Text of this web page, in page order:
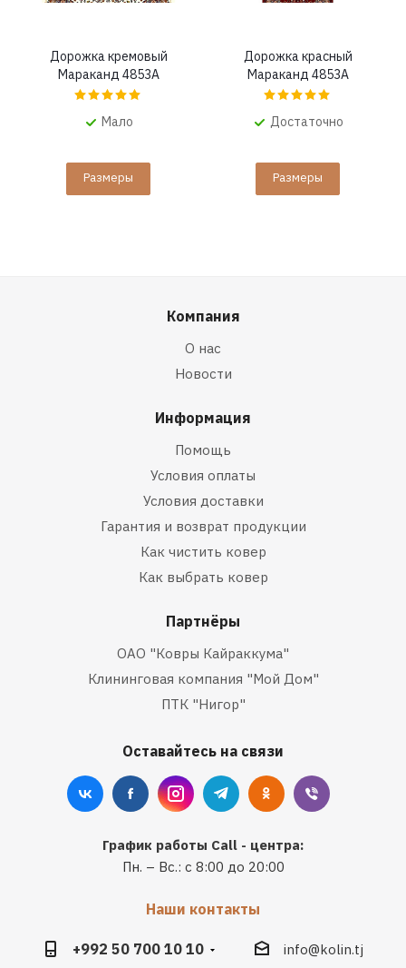
Дорожка кремовый
Мараканд 4853A
Мало
Размеры
Дорожка красный
Мараканд 4853A
Достаточно
Размеры
Компания
О нас
Новости
Информация
Помощь
Условия оплаты
Условия доставки
Гарантия и возврат продукции
Как чистить ковер
Как выбрать ковер
Партнёры
ОАО "Ковры Кайраккума"
Клининговая компания "Мой Дом"
ПТК "Нигор"
Оставайтесь на связи
График работы Call - центра:
Пн. – Вс.: с 8:00 до 20:00
Наши контакты
+992 50 700 10 10 info@kolin.tj